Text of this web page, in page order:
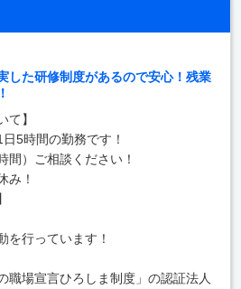
した研修制度があるので安心！残業
て】
5時間の勤務です！
間）ご相談ください！
み！
を行っています！
職場宣言ひろしま制度」の認証法人